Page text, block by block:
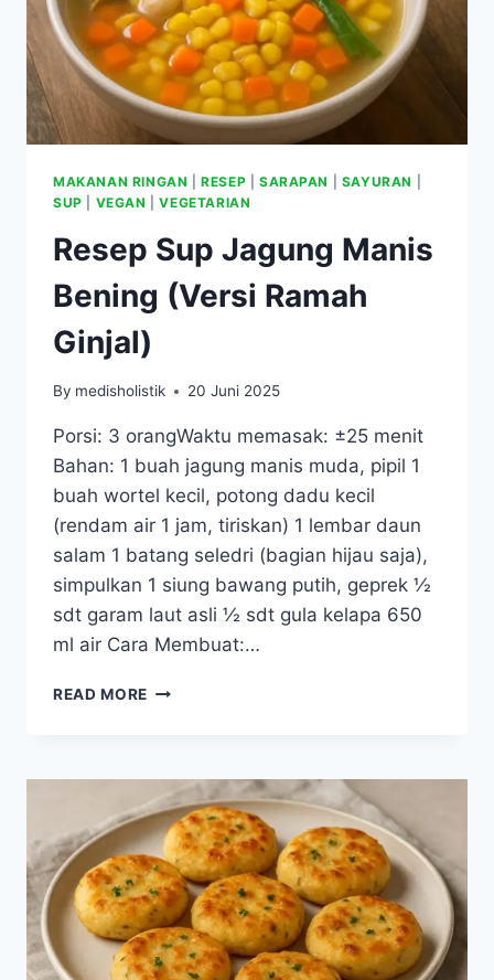
MAKANAN RINGAN |RESEP SARAPAN SAYURAN
SUP
VEGAN |VEGETARIAN
Resep Sup Jagung Manis
Bening (Versi Ramah
Ginjal)
By medisholistik 20 Juni 2025
Porsi: 3 orangWaktu memasak: ±25 menit
Bahan: 1 buah jagung manis muda, pipil 1
buah wortel kecil, potong dadu kecil
(rendam air 1 jam, tiriskan) 1 lembar daun
salam 1 batang seledri (bagian hijau saja),
simpulkan 1 siung bawang putih, geprek ½
sdt garam laut asli ½ sdt gula kelapa 650
ml air Cara Membuat:…
READ MORE RESEP
BENING
(VERSI
RAMAH
GINJAL)